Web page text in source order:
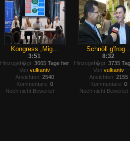
Kongress „Mig...
3:51
Hinzugef�gt: 3665 Tage her
Von vulkantv
Ansichten: 2540
Kommentare: 0
Noch nicht Bewertet
Schnöll
8:32
Hinzugef�gt: 3735
Von vulkantv
Ansichten: 2155
Kommentare: 0
Noch nicht Bewertet